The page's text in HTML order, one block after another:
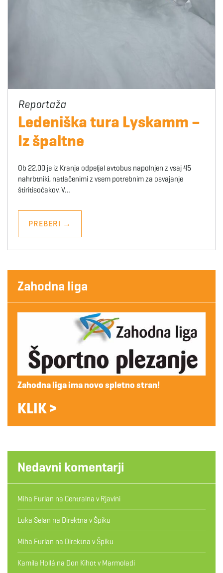
Ledeniška tura Lyskamm –
Iz špaltne
Ob 22.00 je iz Kranja odpeljal avtobus napolnjen z vsaj 45
nahrbtniki, natlačenimi z vsem potrebnim za osvajanje
štiritisočakov. V…
PREBERI →
Zahodna liga
Zahodna liga ima novo spletno stran!
KLIK >
Nedavni komentarji
Miha Furlan na Centralna v Rjavini
Luka Selan na Direktna v Špiku
Miha Furlan na Direktna v Špiku
Kamila Hollá na Don Kihot v Marmoladi